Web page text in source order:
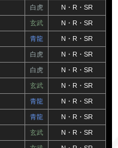
白虎 N・R・SR
玄武 N・R・SR
青龍 N・R・SR
白虎 N・R・SR
白虎 N・R・SR
玄武 N・R・SR
青龍 N・R・SR
青龍 N・R・SR
玄武 N・R・SR